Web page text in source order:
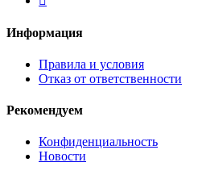
Информация
Правила и условия
Отказ от ответственности
Рекомендуем
Конфиденциальность
Новости